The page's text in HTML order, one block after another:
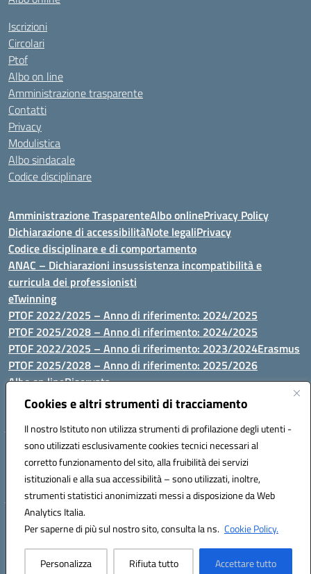
Cookies e altri strumenti di tracciamento
Il nostro Istituto non utilizza strumenti di profilazione degli utenti -
sono utilizzati esclusivamente cookies tecnici necessari al
corretto funzionamento del sito, alla fruibilità dei servizi
istituzionali e alla sua accessibilità – sono utilizzati, inoltre,
strumenti statistici anonimizzati messi a disposizione da Web
Analytics Italia.
Per saperne di più sul nostro sito, consulta la ns. Cookie Policy.
Personalizza Rifiuta tutto Accettare tutto
Iscrizioni
Circolari
Ptof
Albo on line
Amministrazione trasparente
Contatti
Privacy
Modulistica
Albo sindacale
Codice disciplinare
Amministrazione TrasparenteAlbo onlinePrivacy Policy
Dichiarazione di accessibilitàNote legaliPrivacy
Codice disciplinare e di comportamento
ANAC – Dichiarazioni insussistenza incompatibilità e
curricula dei professionisti
eTwinning
PTOF 2022/2025 – Anno di riferimento: 2024/2025
PTOF 2025/2028 – Anno di riferimento: 2024/2025
PTOF 2022/2025 – Anno di riferimento: 2023/2024Erasmus
PTOF 2025/2028 – Anno di riferimento: 2025/2026
Albo on lineRiservata
P.N. Dotazione di attrezzature per le palestre
Via Luna e Sole, 44 07100, Sassari - Tel 079293287 - Fax 0793764116
- Mail: ssvc010009@istruzione.it - PEC: ssvc010009@pec.istruzione.it
- C.F. / P.IVA Convitto 80000150906 - C.F. Scuole 92073300904
Hosting & Powered by 3D Solution S.r.l.
Concept & Design by Designers Italia